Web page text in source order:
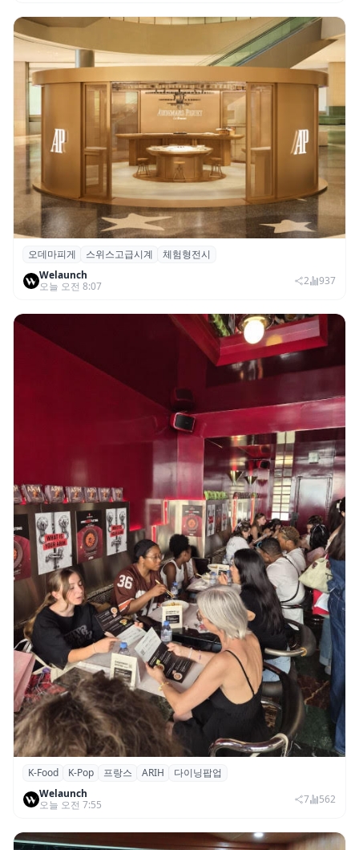
오데마 피게, 부산 신세계 센텀시티서 체험
형 전시 ‘시간을 빚다’ 개최
오데마피게 스위스고급시계
체험형전시
Welaunch
오늘 오전 8:07
2 937
파리의 K-Food 열기…ARIH 팝업 이어 ‘마담
두’도 현지 미식계 진출
K-Food K-Pop 프랑스 ARIH
다이닝팝업
Welaunch
오늘 오전 7:55
7 562